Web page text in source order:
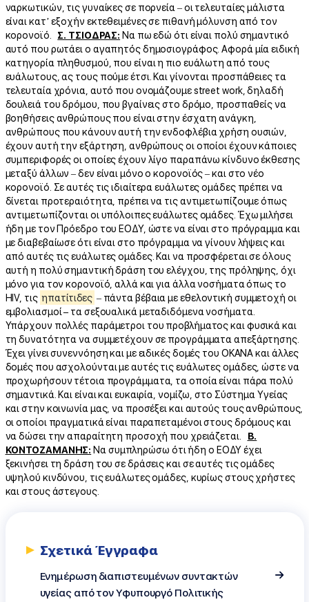
ναρκωτικών, τις γυναίκες σε πορνεία – οι τελευταίες μάλιστα
είναι κατ’ εξοχήν εκτεθειμένες σε πιθανή μόλυνση από τον
κορονοϊό. Σ. ΤΣΙΟΔΡΑΣ: Να πω εδώ ότι είναι πολύ σημαντικό
αυτό που ρωτάει ο αγαπητός δημοσιογράφος. Αφορά μία ειδική
κατηγορία πληθυσμού, που είναι η πιο ευάλωτη από τους
ευάλωτους, ας τους πούμε έτσι. Και γίνονται προσπάθειες τα
τελευταία χρόνια, αυτό που ονομάζουμε street work, δηλαδή
δουλειά του δρόμου, που βγαίνεις στο δρόμο, προσπαθείς να
βοηθήσεις ανθρώπους που είναι στην έσχατη ανάγκη,
ανθρώπους που κάνουν αυτή την ενδοφλέβια χρήση ουσιών,
έχουν αυτή την εξάρτηση, ανθρώπους οι οποίοι έχουν κάποιες
συμπεριφορές οι οποίες έχουν λίγο παραπάνω κίνδυνο έκθεσης
μεταξύ άλλων – δεν είναι μόνο ο κορονοϊός – και στο νέο
κορονοϊό. Σε αυτές τις ιδιαίτερα ευάλωτες ομάδες πρέπει να
δίνεται προτεραιότητα, πρέπει να τις αντιμετωπίζουμε όπως
αντιμετωπίζονται οι υπόλοιπες ευάλωτες ομάδες. Έχω μιλήσει
ήδη με τον Πρόεδρο του ΕΟΔΥ, ώστε να είναι στο πρόγραμμα και
με διαβεβαίωσε ότι είναι στο πρόγραμμα να γίνουν λήψεις και
από αυτές τις ευάλωτες ομάδες. Και να προσφέρεται σε όλους
αυτή η πολύ σημαντική δράση του ελέγχου, της πρόληψης, όχι
μόνο για τον κορονοϊό, αλλά και για άλλα νοσήματα όπως το
HIV, τις ηπατίτιδες – πάντα βέβαια με εθελοντική συμμετοχή οι
εμβολιασμοί – τα σεξουαλικά μεταδιδόμενα νοσήματα.
Υπάρχουν πολλές παράμετροι του προβλήματος και φυσικά και
τη δυνατότητα να συμμετέχουν σε προγράμματα απεξάρτησης.
Έχει γίνει συνεννόηση και με ειδικές δομές του ΟΚΑΝΑ και άλλες
δομές που ασχολούνται με αυτές τις ευάλωτες ομάδες, ώστε να
προχωρήσουν τέτοια προγράμματα, τα οποία είναι πάρα πολύ
σημαντικά. Και είναι και ευκαιρία, νομίζω, στο Σύστημα Υγείας
και στην κοινωνία μας, να προσέξει και αυτούς τους ανθρώπους,
οι οποίοι πραγματικά είναι παραπεταμένοι στους δρόμους και
να δώσει την απαραίτητη προσοχή που χρειάζεται. Β.
ΚΟΝΤΟΖΑΜΑΝΗΣ: Να συμπληρώσω ότι ήδη ο ΕΟΔΥ έχει
ξεκινήσει τη δράση του σε δράσεις και σε αυτές τις ομάδες
υψηλού κινδύνου, τις ευάλωτες ομάδες, κυρίως στους χρήστες
και στους άστεγους.
Σχετικά Έγγραφα
Eνημέρωση διαπιστευμένων συντακτών
υγείας από τον Υφυπουργό Πολιτικής